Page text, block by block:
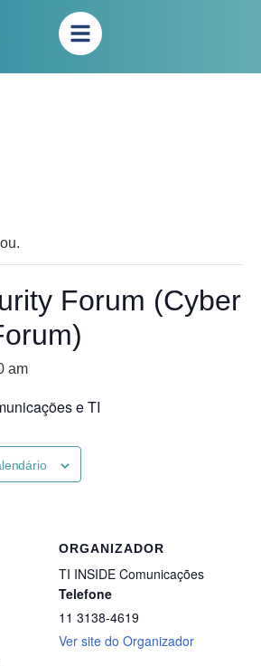
Forum (Cyber
am
e TI
ORGANIZADOR
TI INSIDE Comunicações
Telefone
11 3138-4619
Ver site do Organizador